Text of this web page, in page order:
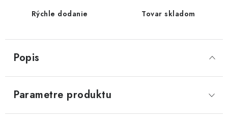
Rýchle dodanie Tovar skladom
Popis
Parametre produktu